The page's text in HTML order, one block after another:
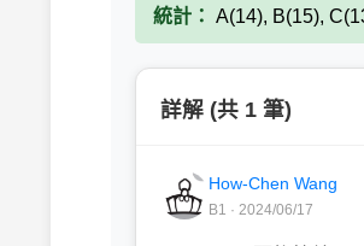
統計： A(14), B(15),
詳解 (共 1 筆)
How-Chen Wang
B1 · 2024/06/17